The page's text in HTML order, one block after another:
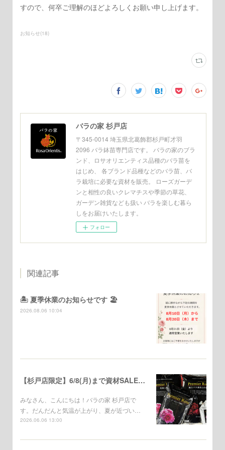
すので、何卒ご理解のほどよろしくお願い申し上げます。
お知らせ(18)
バラの家 杉戸店
〒345-0014 埼玉県北葛飾郡杉戸町才羽
2096 バラ鉢苗専門店です。 バラの家のブラ
ンド、ロサオリエンティス品種のバラ苗を
はじめ、 各ブランド品種などのバラ苗、バ
ラ栽培に必要な資材を販売。 ローズガーデ
ンと相性の良いクレマチスや季節の草花、
ガーデン雑貨なども扱い バラを楽しむ暮ら
しをお届けいたします。
フォロー
関連記事
🏝️ 夏季休業のお知らせです 🏖️
2026.08.06 10:04
【杉戸店限定】6/8(月)まで資材SALE開催中！
みなさん、こんにちは！バラの家 杉戸店で
す。だんだんと気温が上がり、夏が近づい…
2026.06.06 13:00